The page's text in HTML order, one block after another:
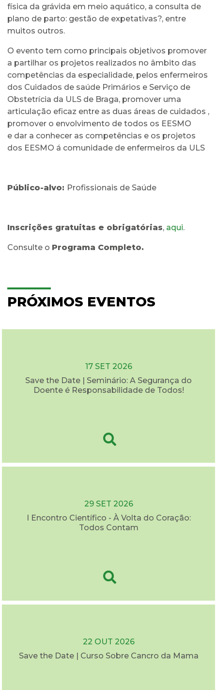
física da grávida em meio aquático, a consulta de
plano de parto: gestão de expetativas?, entre
muitos outros.
O evento tem como principais objetivos promover
a partilhar os projetos realizados no âmbito das
competências da especialidade, pelos enfermeiros
dos Cuidados de saúde Primários e Serviço de
Obstetrícia da ULS de Braga, promover uma
articulação eficaz entre as duas áreas de cuidados ,
promover o envolvimento de todos os EESMO
e dar a conhecer as competências e os projetos
dos EESMO á comunidade de enfermeiros da ULS
Público-alvo: Profissionais de Saúde
Inscrições gratuitas e obrigatórias, aqui.
Consulte o Programa Completo.
PRÓXIMOS EVENTOS
17 SET 2026
Save the Date | Seminário: A Segurança do
Doente é Responsabilidade de Todos!
29 SET 2026
I Encontro Científico - À Volta do Coração:
Todos Contam
22 OUT 2026
Save the Date | Curso Sobre Cancro da Mama